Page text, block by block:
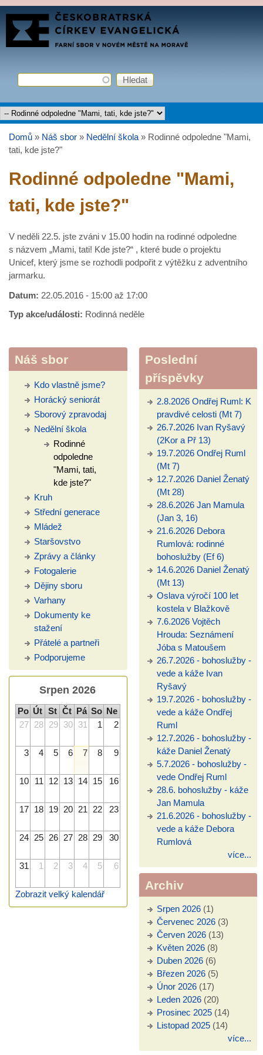
Přejít k hlavnímu obsahu
FARNÍ
SBOR
Vyhledávání
Hledat
Hlavní menu
Jste zde
Domů » Náš sbor » Nedělní škola » Rodinné odpoledne "Mami,
tati, kde jste?"
Rodinné odpoledne "Mami,
tati, kde jste?"
V neděli 22.5. jste zváni v 15.00 hodin na rodinné odpoledne
s názvem „Mami, tati! Kde jste?“ , které bude o projektu
Unicef, který jsme se rozhodli podpořit z výtěžku z adventního
jarmarku.
Datum: 22.05.2016 - 15:00 až 17:00
Typ akce/události: Rodinná neděle
Náš sbor
Kdo vlastně jsme?
Horácký seniorát
Sborový zpravodaj
Nedělní škola
Rodinné
odpoledne
"Mami, tati,
kde jste?"
Kruh
Střední generace
Mládež
Staršovstvo
Zprávy a články
Fotogalerie
Dějiny sboru
Varhany
Dokumenty ke
stažení
Přátelé a partneři
Podporujeme
Srpen 2026
Po Út St Čt Pá So Ne
27 28 29 30 31 1 2
3 4 5 6 7 8 9
10 11 12 13 14 15 16
17 18 19 20 21 22 23
24 25 26 27 28 29 30
31 1 2 3 4 5 6
Zobrazit velký kalendář
Poslední
příspěvky
2.8.2026 Ondřej Ruml: K
pravdivé celosti (Mt 7)
26.7.2026 Ivan Ryšavý
(2Kor a Př 13)
19.7.2026 Ondřej Ruml
(Mt 7)
12.7.2026 Daniel Ženatý
(Mt 28)
28.6.2026 Jan Mamula
(Jan 3, 16)
21.6.2026 Debora
Rumlová: rodinné
bohoslužby (Ef 6)
14.6.2026 Daniel Ženatý
(Mt 13)
Oslava výročí 100 let
kostela v Blažkově
7.6.2026 Vojtěch
Hrouda: Seznámení
Jóba s Matoušem
26.7.2026 - bohoslužby -
vede a káže Ivan
Ryšavý
19.7.2026 - bohoslužby -
vede a káže Ondřej
Ruml
12.7.2026 - bohoslužby -
káže Daniel Ženatý
5.7.2026 - bohoslužby -
vede Ondřej Ruml
28.6. bohoslužby - káže
Jan Mamula
21.6.2026 - bohoslužby -
vede a káže Debora
Rumlová
více...
Archiv
Srpen 2026(1)
Červenec 2026(3)
Červen 2026(13)
Květen 2026(8)
Duben 2026(6)
Březen 2026(5)
Únor 2026(17)
Leden 2026(20)
Prosinec 2025(14)
Listopad 2025(14)
více...